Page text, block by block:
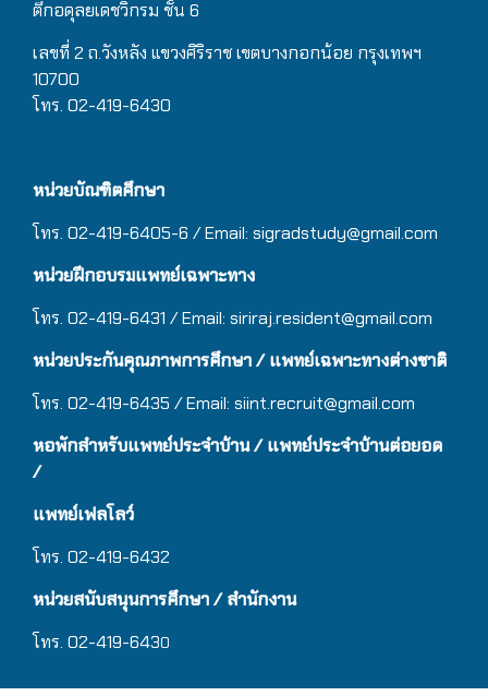
ตึกอดุลยเดชวิกรม ชั้น 6
เลขที่ 2 ถ.วังหลัง แขวงศิริราช เขตบางกอกน้อย กรุงเทพฯ
10700
โทร. 02-419-6430
หน่วยบัณฑิตศึกษา
โทร. 02-419-6405-6 / Email: sigradstudy@gmail.com
หน่วยฝึกอบรมแพทย์เฉพาะทาง
โทร. 02-419-6431 / Email: siriraj.resident@gmail.com
หน่วยประกันคุณภาพการศึกษา / แพทย์เฉพาะทางต่างชาติ
โทร. 02-419-6435 / Email: siint.recruit@gmail.com
หอพักสำหรับแพทย์ประจำบ้าน/ แพทย์ประจำบ้านต่อยอด
/
แพทย์เฟลโลว์
โทร. 02-419-6432
หน่วยสนับสนุนการศึกษา / สำนักงาน
โทร. 02-419-6430